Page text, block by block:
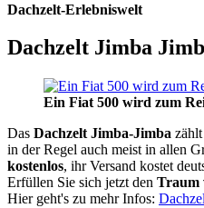
Dachzelt-Erlebniswelt
Dachzelt Jimba
Ein Fiat 500 wird zum
Das Dachzelt Jimba-Jimba
in der Regel auch meist in allen
kostenlos, ihr Versand kostet
Erfüllen Sie sich jetzt den Traum
Hier geht's zu mehr Infos: